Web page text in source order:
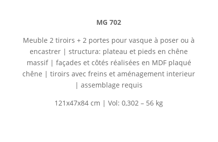
MG 702
Meuble 2 tiroirs + 2 portes pour vasque à poser ou à
encastrer | structura: plateau et pieds enchêne
massif | façades et côtés réalisées en MDF plaqué
chêne | tiroirs avec freins et aménagement interieur
| assemblage requis
121x47x84 cm | Vol: 0,302 – 56 kg